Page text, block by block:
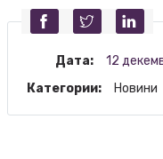
Дата:
12
Категории:
Новини